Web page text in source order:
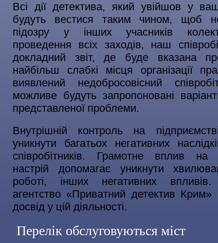
Всі дії детектива, який увійшов у
будуть вестися таким чином, щоб
підозру у інших учасників
проведення всіх заходів, наш
докладний звіт, де буде вказана
найбільш слабкі місця організації
виявлений недобросовісний
можливе будуть запропоновані
представленої проблеми.
Внутрішній контроль на
уникнути багатьох негативних
співробітників. Грамотне вплив на
настрій допомагає уникнути
роботі, інших негативних впливів.
агентство «Приватний детектив
досвід у цій діяльності.
Перелік обслуговуються міст